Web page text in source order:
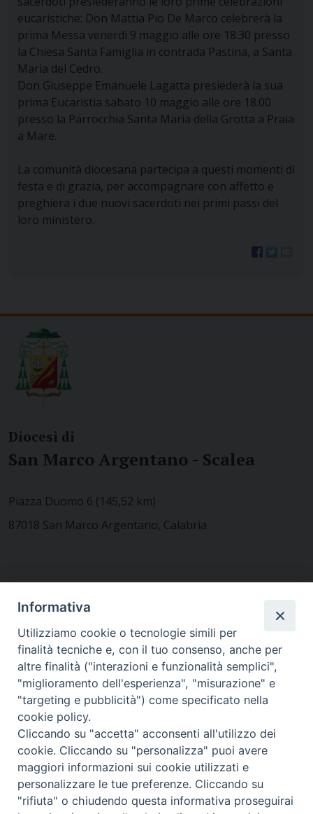
eucaristiche: Don Mattia Pio De Marco celebrerà la
prima Messa venerdì 9 maggio alle ore 18.30 presso
la Chiesa Santa Famiglia in contrada Pastina, a Santa
Maria del Cedro.
Don Giuseppe Emanuele Lagatta presiederà la sua
prima Eucaristia sabato 10 maggio alle ore 18.00
presso la Parrocchia Santa Maria della Grotta a Praia
a Mare.
La comunità diocesana partecipa a questi momenti di
festa e di grazia, per accompagnare con affetto e
preghiera i due nuovi sacerdoti nei primi passi del
loro ministero.
Diocesi di
San Marco Argentano - Scalea
Piazza Duomo 6 (145,52 km)
87018 San Marco Argentano, Calabria
MODULISTICA
WEBMAIL
RENDICONTO 8X1000
Informativa
Utilizziamo cookie o tecnologie simili per
finalità tecniche e, con il tuo consenso, anche per
altre finalità ("interazioni e funzionalità semplici",
"miglioramento dell'esperienza", "misurazione" e
"targeting e pubblicità") come specificato nella
cookie policy.
Cliccando su "accetta" acconsenti all'utilizzo dei
cookie. Cliccando su "personalizza" puoi avere
maggiori informazioni sui cookie utilizzati e
personalizzare le tue preferenze. Cliccando su
"rifiuta" o chiudendo questa informativa proseguirai